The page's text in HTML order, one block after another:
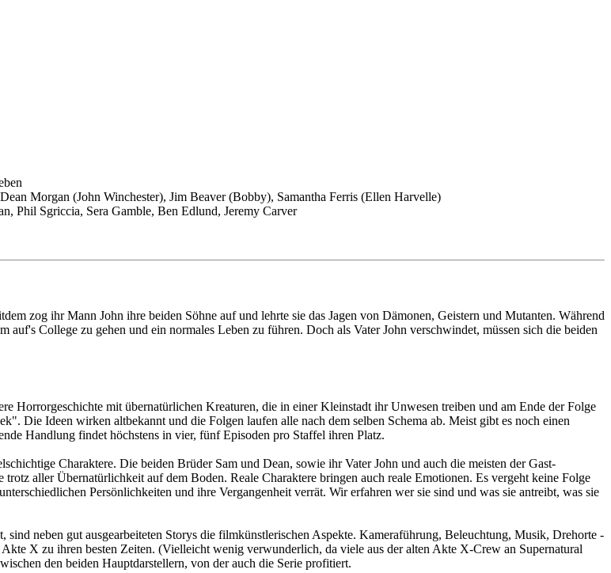
Morgan (John Winchester), Jim Beaver (Bobby), Samantha Ferris (Ellen Harvelle)
Phil Sgriccia, Sera Gamble, Ben Edlund, Jeremy Carver
zog ihr Mann John ihre beiden Söhne auf und lehrte sie das Jagen von Dämonen, Geistern und Mutanten. Während
auf's College zu gehen und ein normales Leben zu führen. Doch als Vater John verschwindet, müssen sich die beiden
Horrorgeschichte mit übernatürlichen Kreaturen, die in einer Kleinstadt ihr Unwesen treiben und am Ende der Folge
Die Ideen wirken altbekannt und die Folgen laufen alle nach dem selben Schema ab. Meist gibt es noch einen
Handlung findet höchstens in vier, fünf Episoden pro Staffel ihren Platz.
Charaktere. Die beiden Brüder Sam und Dean, sowie ihr Vater John und auch die meisten der Gast-
aller Übernatürlichkeit auf dem Boden. Reale Charaktere bringen auch reale Emotionen. Es vergeht keine Folge
Persönlichkeiten und ihre Vergangenheit verrät. Wir erfahren wer sie sind und was sie antreibt, was sie
neben gut ausgearbeiteten Storys die filmkünstlerischen Aspekte. Kameraführung, Beleuchtung, Musik, Drehorte -
X zu ihren besten Zeiten. (Vielleicht wenig verwunderlich, da viele aus der alten Akte X-Crew an Supernatural
den beiden Hauptdarstellern, von der auch die Serie profitiert.